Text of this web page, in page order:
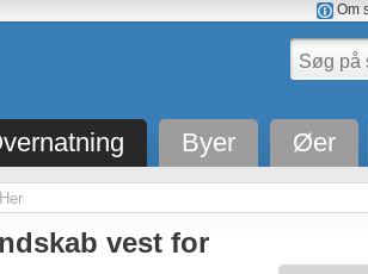
Om
Byer Øer
vest for